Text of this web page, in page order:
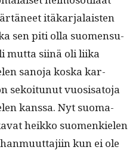
itäkar­jalais­ten
sen piti olla suomen­su­
mut­ta siinä oli liika
sano­ja kos­ka kar­
sekoitunut vuo­sisato­ja
kanssa. Nyt suo­ma­
heikko suomenkie­len
kun ei ole